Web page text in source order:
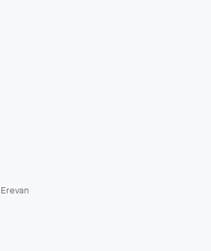
Erevan